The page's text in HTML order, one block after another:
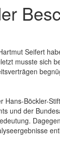
Seifert
musste sich
Böckler-
und der